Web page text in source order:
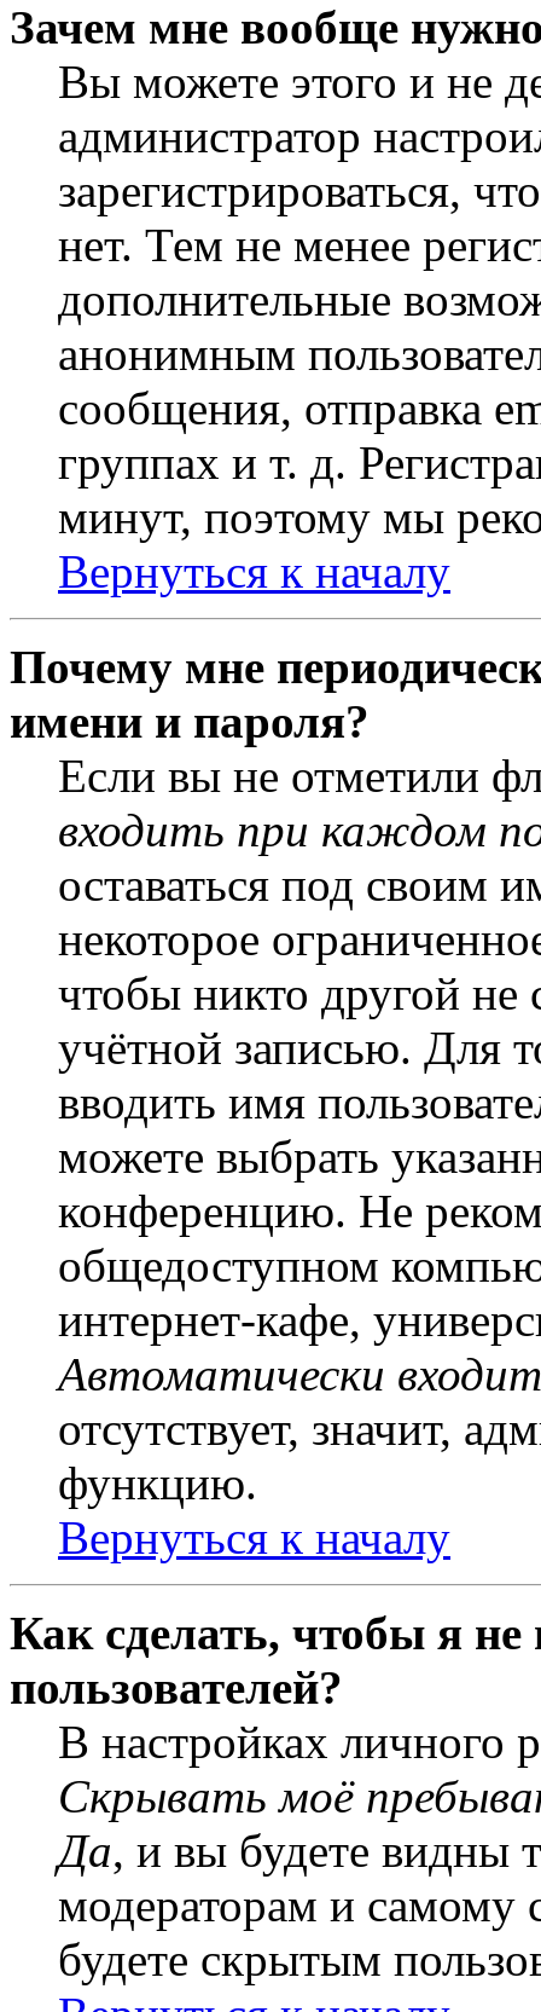
Зачем мне вообще
Вы можете этого и не
администратор
зарегистрироваться,
нет. Тем не менее
дополнительные
анонимным
сообщения, отправка
группах и т. д.
минут, поэтому мы
Вернуться к началу
Почему мне
имени и пароля?
Если вы не отметили
входить при каждом
оставаться под своим
некоторое
чтобы никто другой не
учётной записью. Для
вводить имя
можете выбрать
конференцию. Не
общедоступном
интернет-кафе,
Автоматически
отсутствует, значит,
функцию.
Вернуться к началу
Как сделать, чтобы я
пользователей?
В настройках личного
Скрывать моё
Да, и вы будете видны
модераторам и самому
будете скрытым